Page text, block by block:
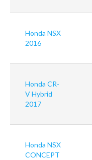
Honda NSX
2016
Honda CR-
V Hybrid
2017
Honda NSX
CONCEPT